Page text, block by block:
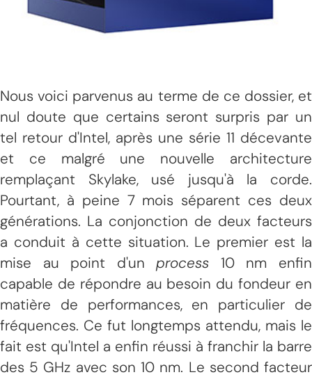
Nous voici parvenus au terme de ce dossier, et
nul doute que certains seront surpris par un
tel retour d'Intel, après une série 11 décevante
et ce malgré une nouvelle architecture
remplaçant Skylake, usé jusqu'à la corde.
Pourtant, à peine 7 mois séparent ces deux
générations. La conjonction de deux facteurs
a conduit à cette situation. Le premier est la
mise au point d'unprocess 10 nm enfin
capable de répondre au besoin du fondeur en
matière de performances, en particulier de
fréquences. Ce fut longtemps attendu, mais le
fait est qu'Intel a enfin réussi à franchir la barre
des 5 GHz avec son 10 nm. Le second facteur